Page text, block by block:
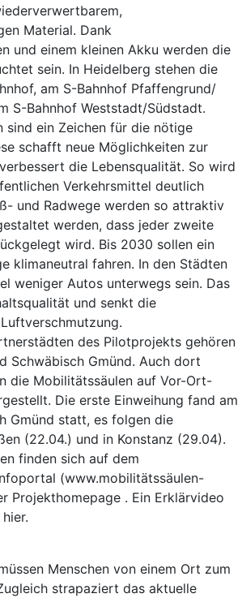
Material. Dank
und einem kleinen Akku werden die
sein. In Heidelberg stehen die
am S-Bahnhof Pfaffengrund/
S-Bahnhof Weststadt/Südstadt.
sind ein Zeichen für die nötige
schafft neue Möglichkeiten zur
die Lebensqualität. So wird
Verkehrsmittel deutlich
und Radwege werden so attraktiv
werden, dass jeder zweite
wird. Bis 2030 sollen ein
klimaneutral fahren. In den Städten
weniger Autos unterwegs sein. Das
und senkt die
des Pilotprojekts gehören
Schwäbisch Gmünd. Auch dort
die Mobilitätssäulen auf Vor-Ort-
Die erste Einweihung fand am
Gmünd statt, es folgen die
(22.04.) und in Konstanz (29.04).
finden sich auf dem
(www.mobilitätssäulen-
Projekthomepage . Ein Erklärvideo
Menschen von einem Ort zum
strapaziert das aktuelle